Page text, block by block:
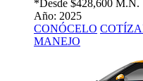
*Desde $428,600 M.N.
Año: 2025
CONÓCELO
MANEJO